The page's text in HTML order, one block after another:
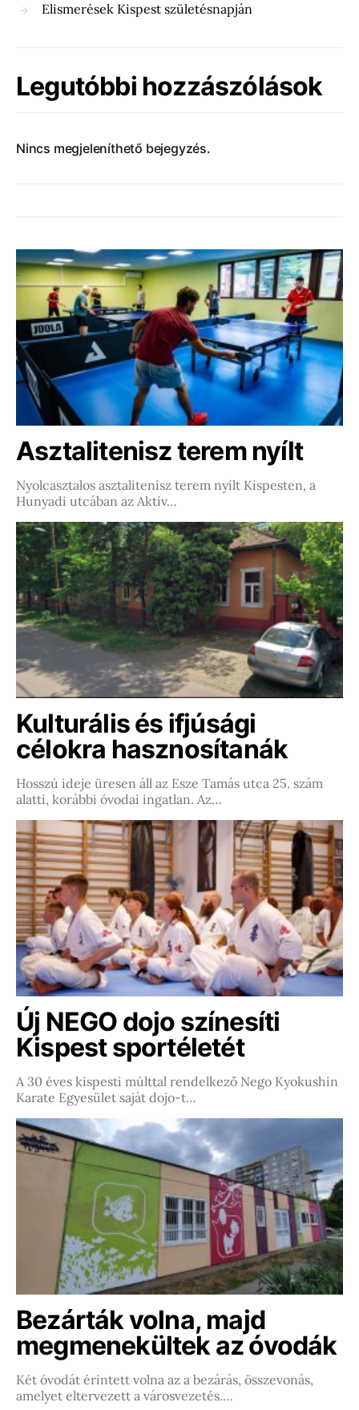
Elismerések Kispest születésnapján
Legutóbbi hozzászólások
Nincs megjeleníthető bejegyzés.
Asztalitenisz terem nyílt
Nyolcasztalos asztalitenisz terem nyílt Kispesten, a
Hunyadi utcában az Aktív…
Kulturális és ifjúsági
célokra hasznosítanák
Hosszú ideje üresen áll az Esze Tamás utca 25. szám
alatti, korábbi óvodai ingatlan. Az…
Új NEGO dojo színesíti
Kispest sportéletét
A 30 éves kispesti múlttal rendelkező Nego Kyokushin
Karate Egyesület saját dojo-t…
Bezárták volna, majd
megmenekültek az óvodák
Két óvodát érintett volna az a bezárás, összevonás,
amelyet eltervezett a városvezetés.…